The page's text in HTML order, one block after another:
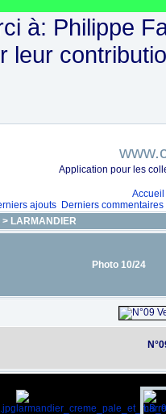
à: Philippe
leur
Application pour les
Accueil
ajouts Derniers commentaires
> LARMANDIER
Photo 10/24